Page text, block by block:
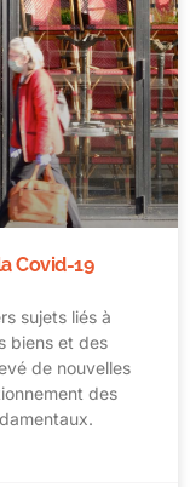
Covid-19
sujets liés à
biens et des
de nouvelles
des